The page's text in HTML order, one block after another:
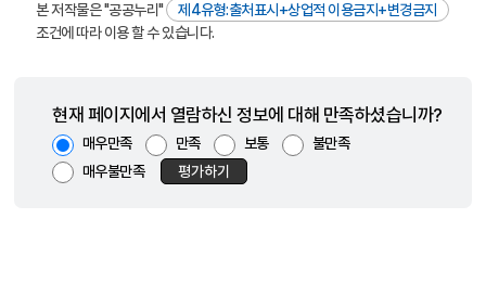
본 저작물은 "공공누리"
제4유형:출처표시+상업적 이용금지+변경금지
조건에 따라 이용 할 수 있습니다.
현재 페이지에서 열람하신 정보에 대해 만족하셨습니까?
매우만족 만족 보통
불만족
매우불만족
평가하기